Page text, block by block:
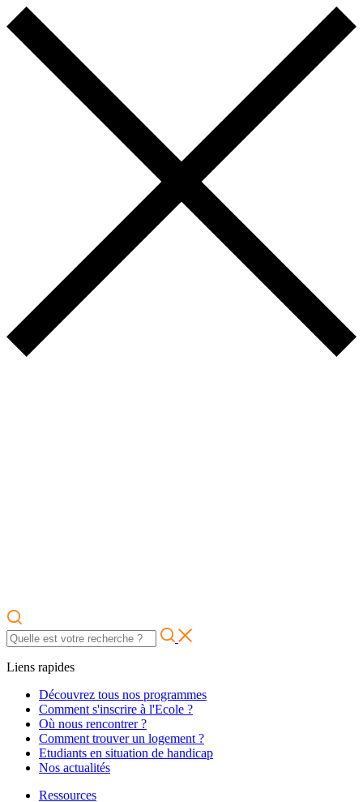
Liens rapides
Découvrez tous nos programmes
Comment s'inscrire à l'Ecole ?
Où nous rencontrer ?
Comment trouver un logement ?
Etudiants en situation de handicap
Nos actualités
Ressources